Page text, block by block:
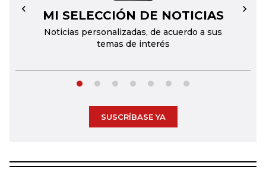
MI SELECCIÓN DE NOTICIAS
Noticias personalizadas, de acuerdo a sus
temas de interés
← →
SUSCRÍBASE YA